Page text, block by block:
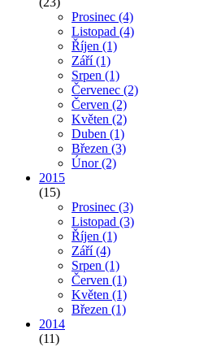
Prosinec (4)
Listopad (4)
Říjen (1)
Září(1)
Srpen (1)
Červenec (2)
Červen (2)
Květen (2)
Duben (1)
Březen (3)
Únor(2)
2015
(15)
Prosinec (3)
Listopad (3)
Říjen (1)
Září(4)
Srpen (1)
Červen (1)
Květen (1)
Březen (1)
2014
(11)